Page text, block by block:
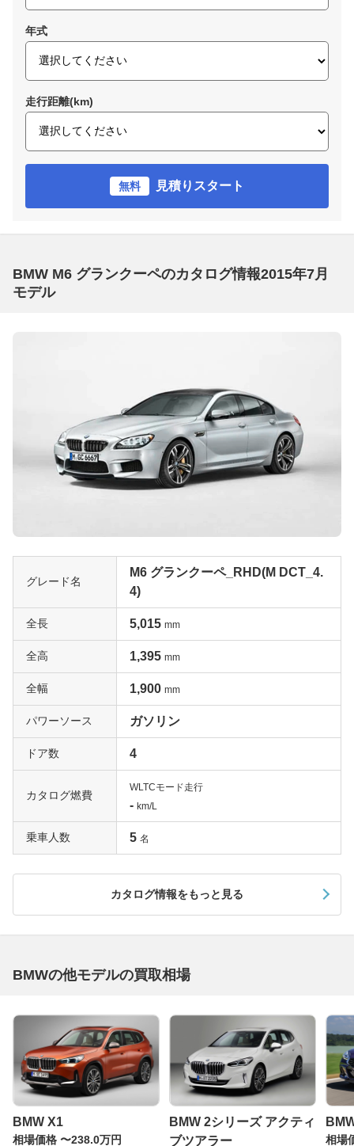
年式
走行距離(km)
無料 見積りスタート
BMW M6 グランクーペのカタログ情報2015年7月
モデル
グレード名
M6 グランクーペ_RHD(M DCT_4.
4)
全長 5,015 mm
全高 1,395 mm
全幅 1,900 mm
パワーソース ガソリン
ドア数 4
カタログ燃費
WLTCモード走行
- km/L
乗車人数 5 名
カタログ情報をもっと見る
BMWの他モデルの買取相場
BMW X1
相場価格 〜238.0万円
BMW 2シリーズ アクティ
ブツアラー
相場